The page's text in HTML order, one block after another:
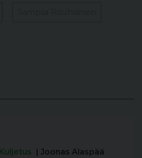
Kuljetus
| Joonas Alaspää